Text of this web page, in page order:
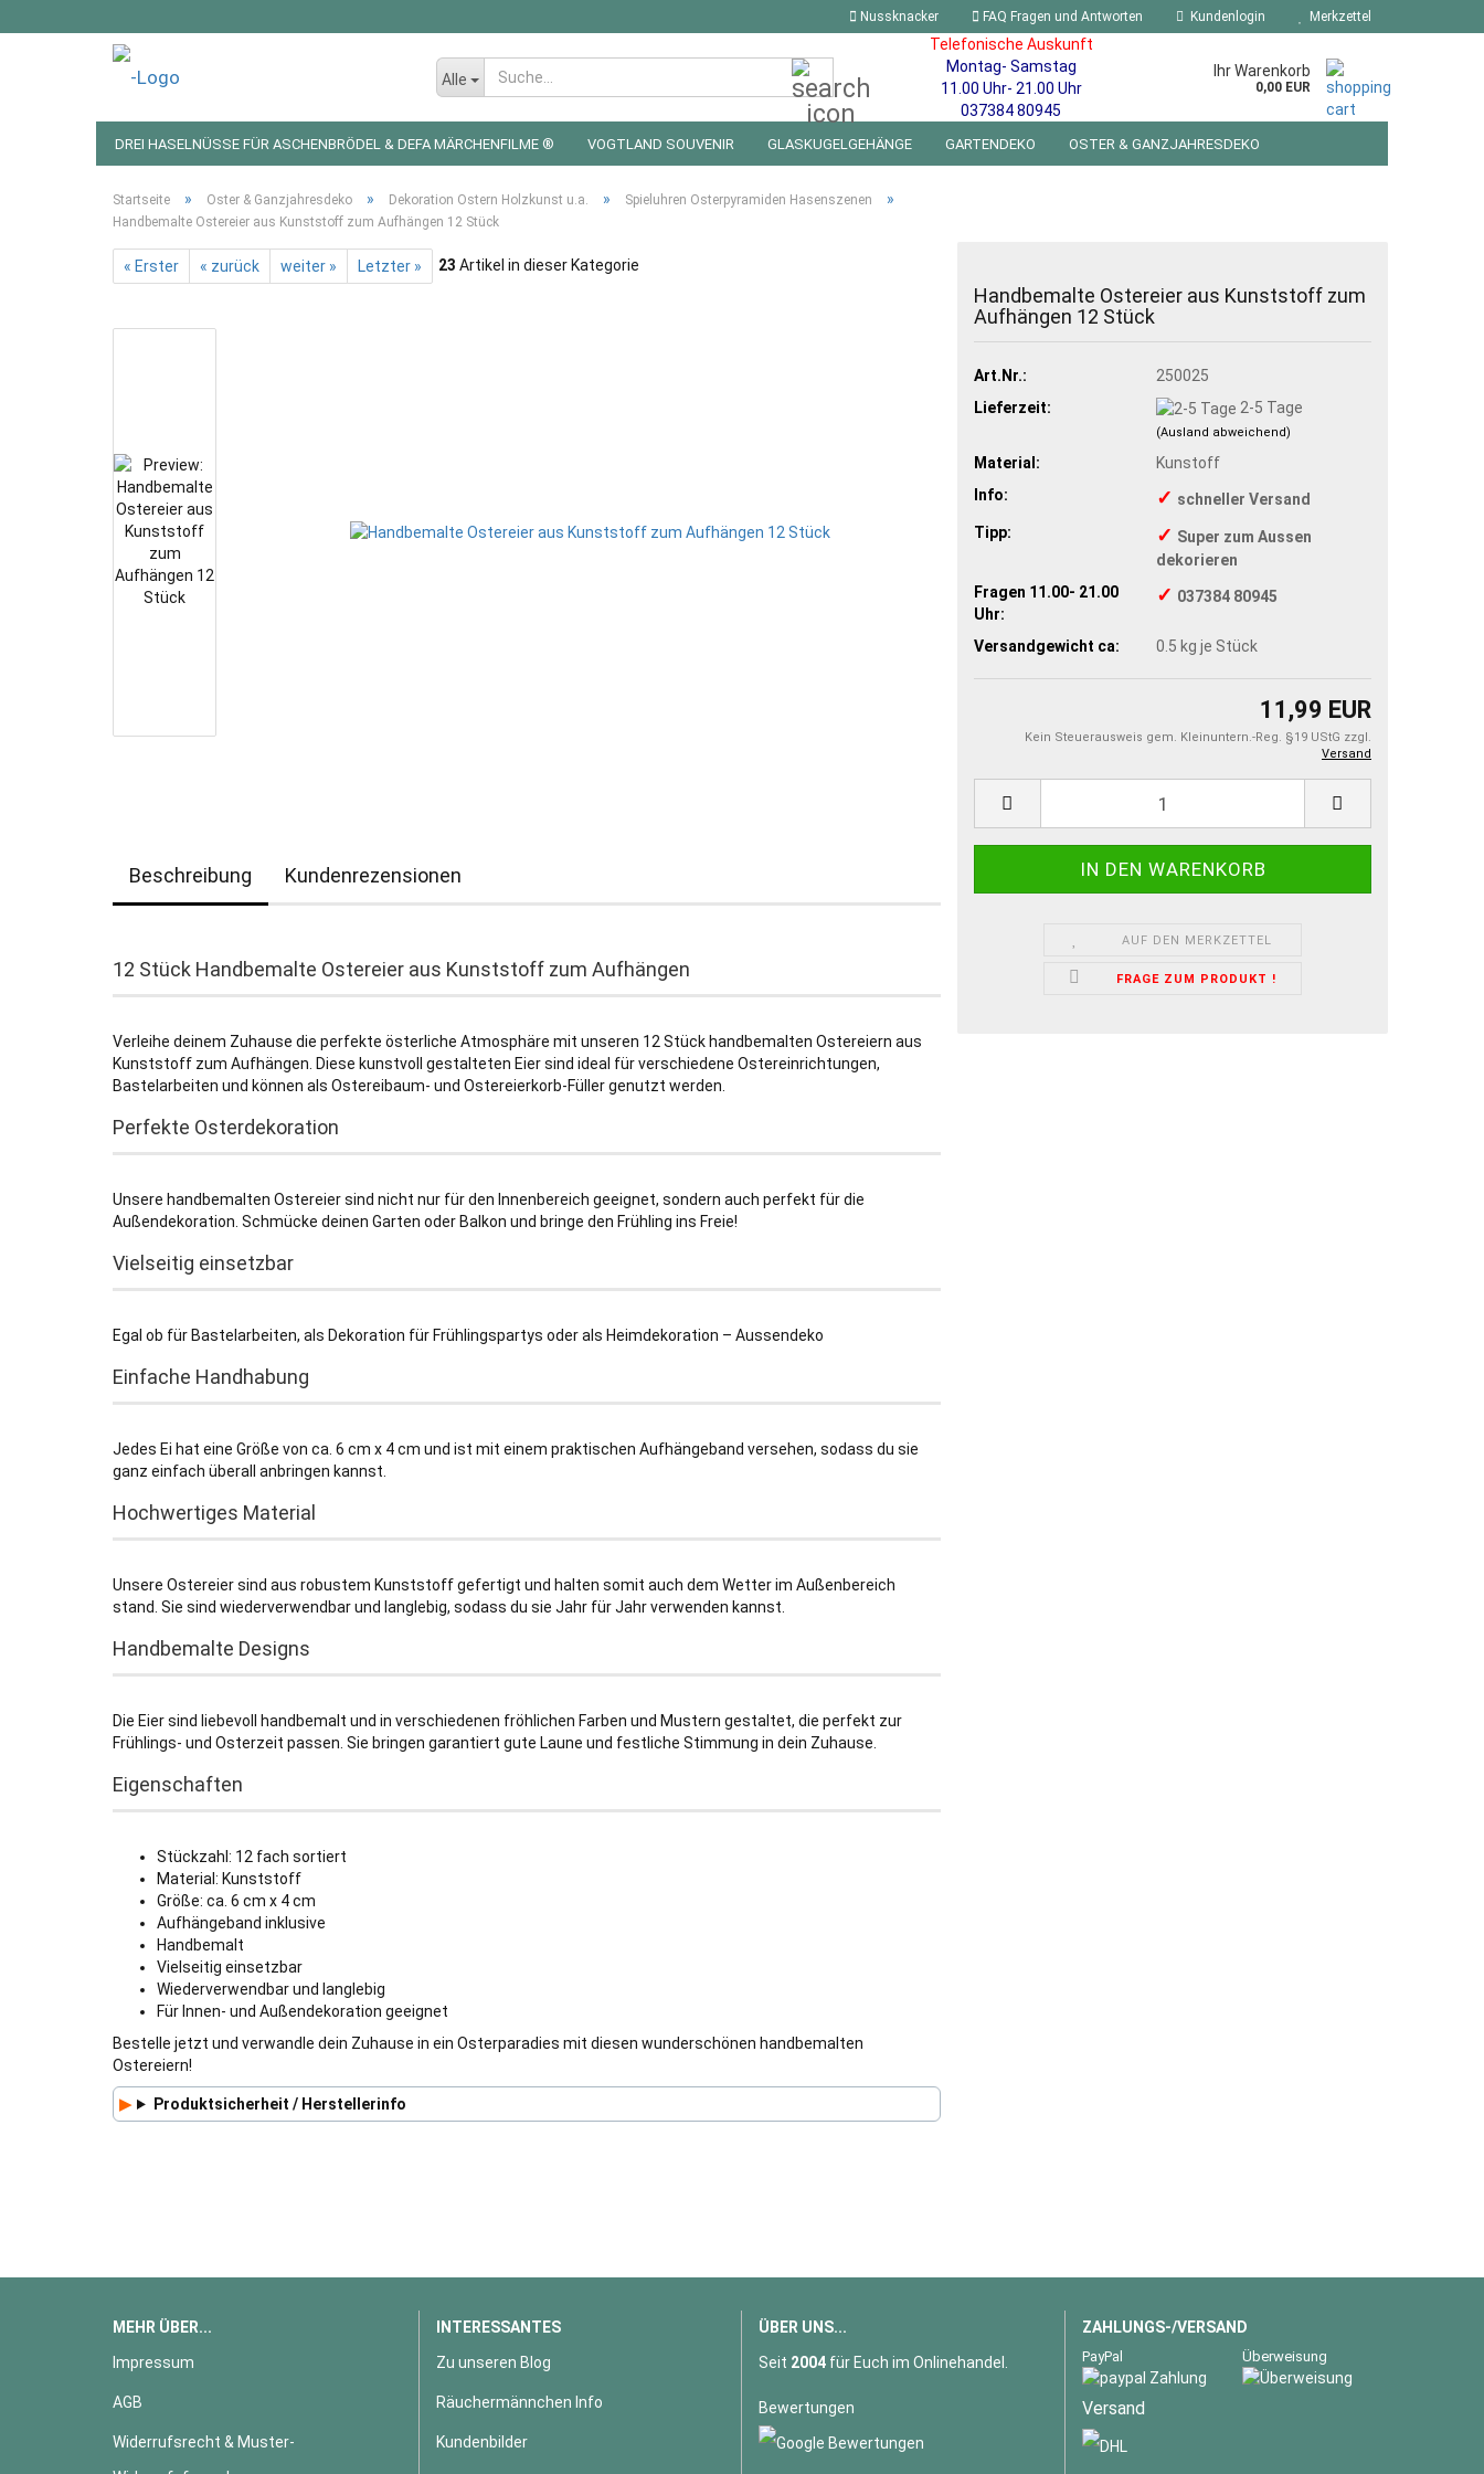
Nussknacker FAQ Fragen und Antworten Kundenlogin Merkzettel
Alle
Telefonische Auskunft
Montag- Samstag
11.00 Uhr- 21.00 Uhr
037384 80945
Ihr Warenkorb
0,00 EUR
DREI HASELNÜSSE FÜR ASCHENBRÖDEL & DEFA MÄRCHENFILME ® VOGTLAND SOUVENIR GLASKUGELGEHÄNGE GARTENDEKO OSTER & GANZJAHRESDEKO
Startseite » Oster & Ganzjahresdeko » Dekoration Ostern Holzkunst u.a. » Spieluhren Osterpyramiden Hasenszenen »
Handbemalte Ostereier aus Kunststoff zum Aufhängen 12 Stück
« Erster « zurück weiter » Letzter » 23 Artikel in dieser Kategorie
Handbemalte Ostereier aus Kunststoff zum
Aufhängen 12 Stück
Art.Nr.:
250025
Lieferzeit:
2-5 Tage
(Ausland abweichend)
Material:
Kunstoff
Info:
✓ schneller Versand
Tipp:
✓ Super zum Aussen
dekorieren
Fragen 11.00- 21.00
Uhr:
✓ 037384 80945
Versandgewicht ca: 0.5 kg je Stück
11,99 EUR
Kein Steuerausweis gem. Kleinuntern.-Reg. §19 UStG zzgl.
Versand
AUF DEN MERKZETTEL
FRAGE ZUM PRODUKT !
Beschreibung Kundenrezensionen
12 Stück Handbemalte Ostereier aus Kunststoff zum Aufhängen
Verleihe deinem Zuhause die perfekte österliche Atmosphäre mit unseren 12 Stück handbemalten Ostereiern aus
Kunststoff zum Aufhängen. Diese kunstvoll gestalteten Eier sind ideal für verschiedene Ostereinrichtungen,
Bastelarbeiten und können als Ostereibaum- und Ostereierkorb-Füller genutzt werden.
Perfekte Osterdekoration
Unsere handbemalten Ostereier sind nicht nur für den Innenbereich geeignet, sondern auch perfekt für die
Außendekoration. Schmücke deinen Garten oder Balkon und bringe den Frühling ins Freie!
Vielseitig einsetzbar
Egal ob für Bastelarbeiten, als Dekoration für Frühlingspartys oder als Heimdekoration – Aussendeko
Einfache Handhabung
Jedes Ei hat eine Größe von ca. 6 cm x 4 cm und ist mit einem praktischen Aufhängeband versehen, sodass du sie
ganz einfach überall anbringen kannst.
Hochwertiges Material
Unsere Ostereier sind aus robustem Kunststoff gefertigt und halten somit auch dem Wetter im Außenbereich
stand. Sie sind wiederverwendbar und langlebig, sodass du sie Jahr für Jahr verwenden kannst.
Handbemalte Designs
Die Eier sind liebevoll handbemalt und in verschiedenen fröhlichen Farben und Mustern gestaltet, die perfekt zur
Frühlings- und Osterzeit passen. Sie bringen garantiert gute Laune und festliche Stimmung in dein Zuhause.
Eigenschaften
Stückzahl: 12 fach sortiert
Material: Kunststoff
Größe: ca. 6 cm x 4 cm
Aufhängeband inklusive
Handbemalt
Vielseitig einsetzbar
Wiederverwendbar und langlebig
Für Innen- und Außendekoration geeignet
Bestelle jetzt und verwandle dein Zuhause in ein Osterparadies mit diesen wunderschönen handbemalten
Ostereiern!
Produktsicherheit / Herstellerinfo
MEHR ÜBER...
Impressum
AGB
Widerrufsrecht & Muster-
INTERESSANTES
Zu unseren Blog
Räuchermännchen Info
Kundenbilder
ÜBER UNS...
Seit 2004 für Euch im Onlinehandel.
Bewertungen
ZAHLUNGS-/VERSAND
PayPal Überweisung
Versand